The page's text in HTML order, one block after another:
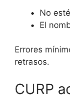
No
El
Errores
retrasos.
CURP